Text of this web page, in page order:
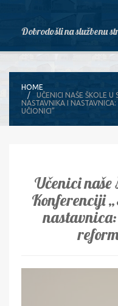
Dobrodošli na službenu
HOME
UČENICI NAŠE ŠKOLE U
NASTAVNIKA I
UČIONICI”
Učenici
Konferenciji